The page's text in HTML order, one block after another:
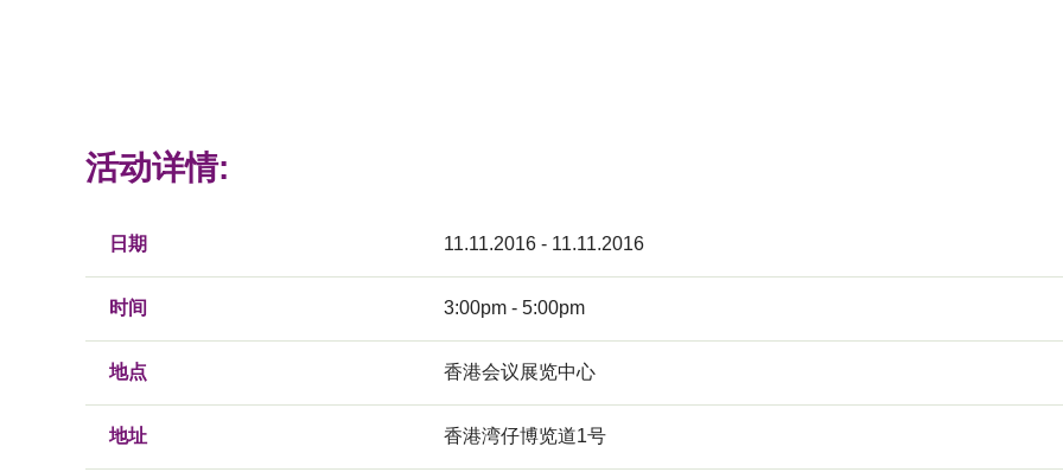
活动详情:
日期 11.11.2016 - 11.11.2016
时间 3:00pm - 5:00pm
地点 香港会议展览中心
地址 香港湾仔博览道1号